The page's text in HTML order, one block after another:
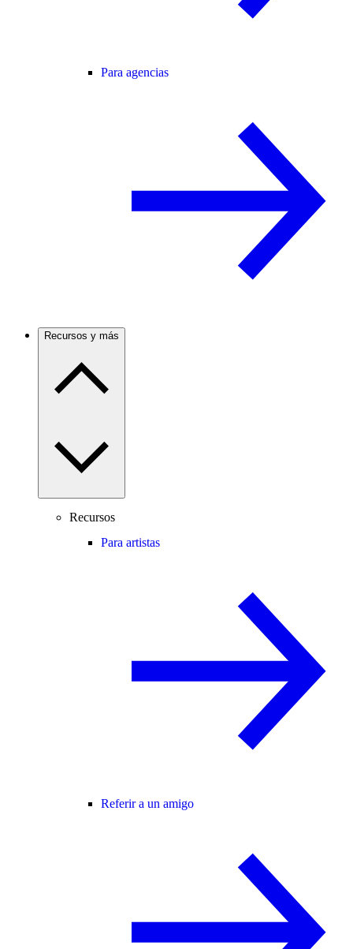
Para agencias
Recursos y más
Recursos
Para artistas
Referir a un amigo